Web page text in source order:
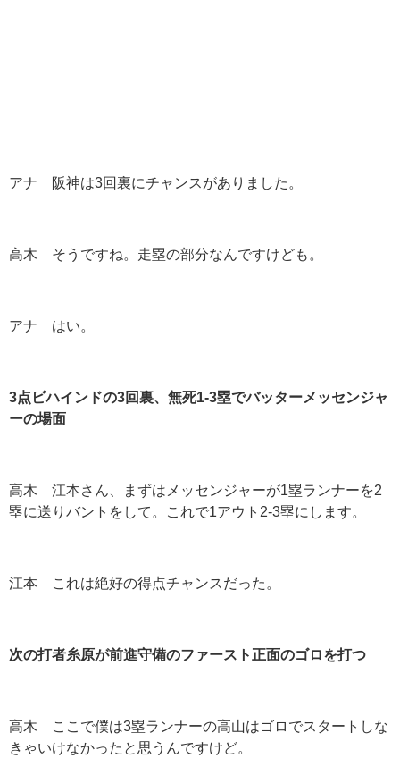
アナ 阪神は3回裏にチャンスがありました。
高木 そうですね。走塁の部分なんですけども。
アナ はい。
3点ビハインドの3回裏、無死1-3塁でバッターメッセンジャ
ーの場面
高木 江本さん、まずはメッセンジャーが1塁ランナーを2
塁に送りバントをして。これで1アウト2-3塁にします。
江本 これは絶好の得点チャンスだった。
次の打者糸原が前進守備のファースト正面のゴロを打つ
高木 ここで僕は3塁ランナーの高山はゴロでスタートしな
きゃいけなかったと思うんですけど。